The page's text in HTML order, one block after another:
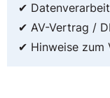
✔
✔ AV-Vertrag /
✔ Hinweise zum